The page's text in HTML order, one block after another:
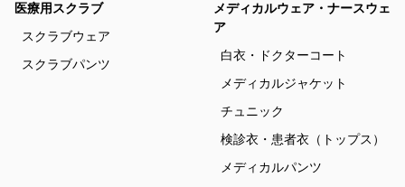
医療用スクラブ
スクラブウェア
スクラブパンツ
メディカルウェア・ナースウェ
ア
白衣・ドクターコート
メディカルジャケット
チュニック
検診衣・患者衣（トップス）
メディカルパンツ